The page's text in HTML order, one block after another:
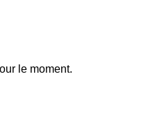
le moment.